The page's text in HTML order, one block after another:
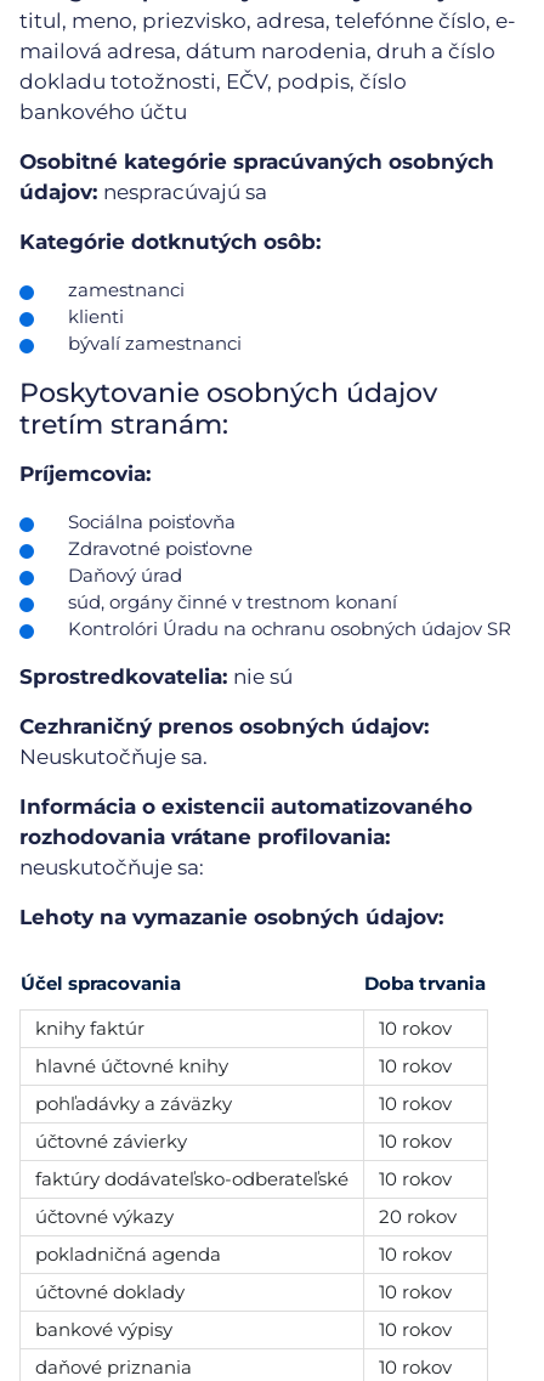
titul, meno, priezvisko, adresa, telefónne číslo, e-
mailová adresa, dátum narodenia, druh a číslo
dokladu totožnosti, EČV, podpis, číslo
bankového účtu
Osobitné kategórie spracúvaných osobných
údajov: nespracúvajú sa
Kategórie dotknutých osôb:
zamestnanci
klienti
bývalí zamestnanci
Poskytovanie osobných údajov
tretím stranám:
Príjemcovia:
Sociálna poisťovňa
Zdravotné poisťovne
Daňový úrad
súd, orgány činné v trestnom konaní
Kontrolóri Úradu na ochranu osobných údajov SR
Sprostredkovatelia: nie sú
Cezhraničný prenos osobných údajov:
Neuskutočňuje sa.
Informácia o existencii automatizovaného
rozhodovania vrátane profilovania:
neuskutočňuje sa:
Lehoty na vymazanie osobných údajov:
Účel spracovania
Doba trvania
knihy faktúr
10 rokov
hlavné účtovné knihy
10 rokov
pohľadávky a záväzky
10 rokov
účtovné závierky
10 rokov
faktúry dodávateľsko-odberateľské
10 rokov
účtovné výkazy
20 rokov
pokladničná agenda
10 rokov
účtovné doklady
10 rokov
bankové výpisy
10 rokov
daňové priznania
10 rokov